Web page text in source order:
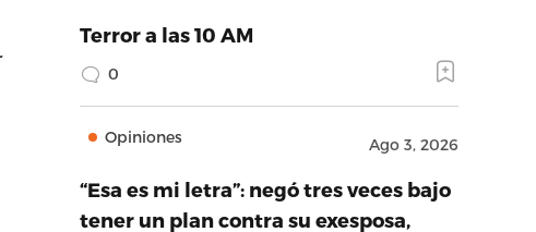
Terror a las 10 AM
0
Opiniones Ago 3, 2026
“Esa es mi letra”: negó tres veces bajo
tener un plan contra su exesposa,